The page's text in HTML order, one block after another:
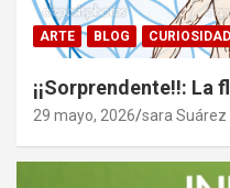
ARTE BLOG
¡¡Sorprendente!!: La
29 mayo, 2026 sara Suárez